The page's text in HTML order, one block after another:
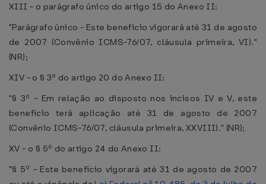
XIII - o parágrafo único do artigo 15 do Anexo II:
"Parágrafo único - Este benefício vigorará até 31 de agosto
de 2007 (Convênio ICMS-76/07, cláusula primeira, VI)."
(NR);
XIV - o § 3º do artigo 20 do Anexo II:
"§ 3º - Em relação ao disposto nos incisos IV e V, este
benefício terá aplicação até 31 de agosto de 2007
(Convênio ICMS-76/07, cláusula primeira, XXVIII)." (NR);
XV - o § 5º do artigo 24 do Anexo II:
"§ 5º - Este benefício vigorará até 31 de agosto de 2007